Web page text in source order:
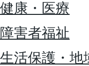
健康・医療
障害者福祉
生活保護・地